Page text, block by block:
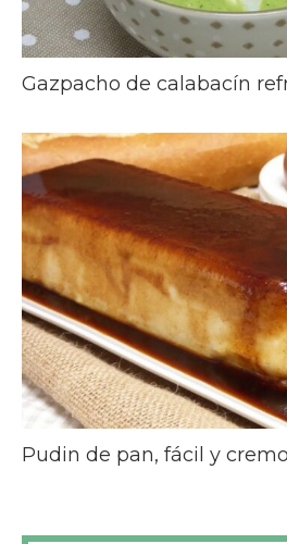
Gazpacho de calabacín
Pudin de pan, fácil y